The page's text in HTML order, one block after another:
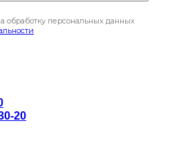
обработку персональных данных
20